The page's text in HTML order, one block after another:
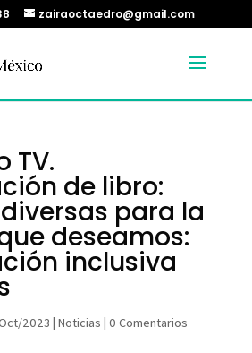
zairaoctaedro@gmail.com
TV.
de libro:
para la
deseamos:
inclusiva
2023 | Noticias | 0 Comentarios